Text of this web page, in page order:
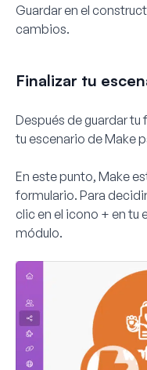
Guardaren el
cambios.
Finalizar tu
Después de guardar tu
tu escenario de Make
En este punto, Make
formulario. Para
clic en el icono + en tu
módulo.